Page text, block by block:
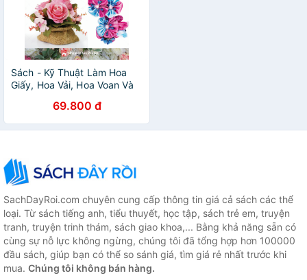
Sách - Kỹ Thuật Làm Hoa
Giấy, Hoa Vải, Hoa Voan Và
69.800 đ
SachDayRoi.com chuyên cung cấp thông tin giá cả sách các thể
loại. Từ sách tiếng anh, tiểu thuyết, học tập, sách trẻ em, truyện
tranh, truyện trinh thám, sách giao khoa,... Bằng khả năng sẵn có
cùng sự nỗ lực không ngừng, chúng tôi đã tổng hợp hơn 100000
đầu sách, giúp bạn có thể so sánh giá, tìm giá rẻ nhất trước khi
mua. Chúng tôi không bán hàng.